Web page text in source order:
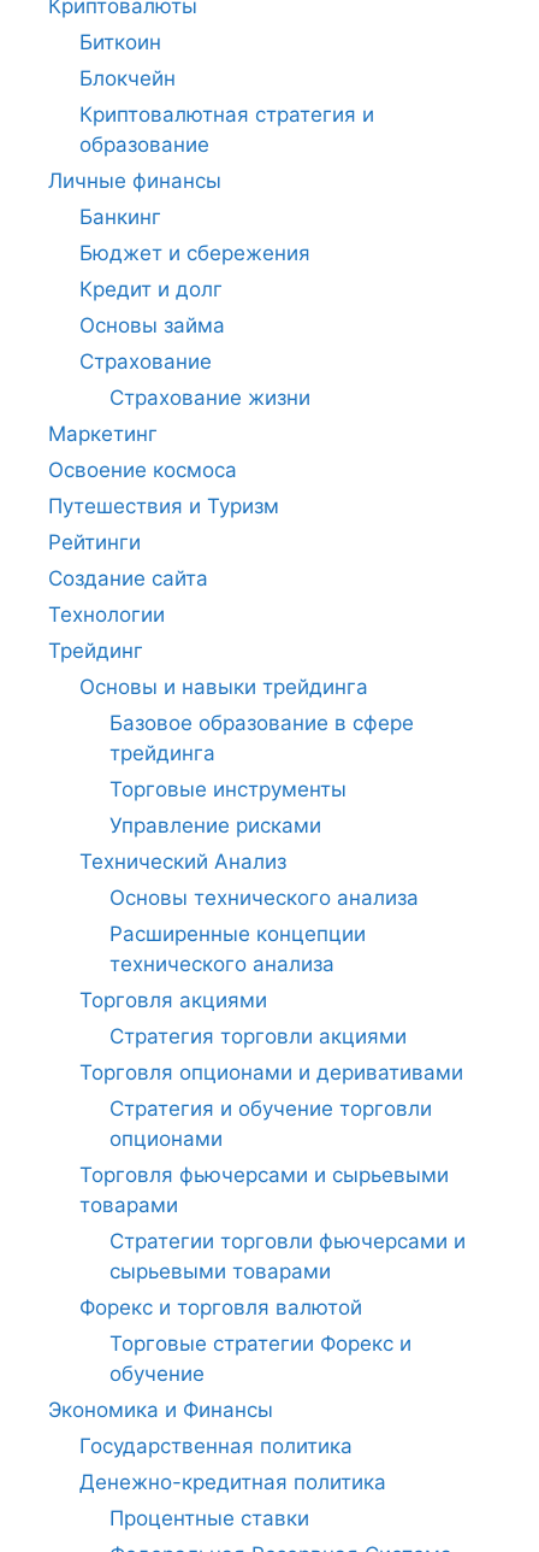
Криптовалюты
Биткоин
Блокчейн
Криптовалютная стратегия и
образование
Личные финансы
Банкинг
Бюджет и сбережения
Кредит и долг
Основы займа
Страхование
Страхование жизни
Маркетинг
Освоение космоса
Путешествия и Туризм
Рейтинги
Создание сайта
Технологии
Трейдинг
Основы и навыки трейдинга
Базовое образование в сфере
трейдинга
Торговые инструменты
Управление рисками
Технический Анализ
Основы технического анализа
Расширенные концепции
технического анализа
Торговля акциями
Стратегия торговли акциями
Торговля опционами и деривативами
Стратегия и обучение торговли
опционами
Торговля фьючерсами и сырьевыми
товарами
Стратегии торговли фьючерсами и
сырьевыми товарами
Форекс и торговля валютой
Торговые стратегии Форекс и
обучение
Экономика и Финансы
Государственная политика
Денежно-кредитная политика
Процентные ставки